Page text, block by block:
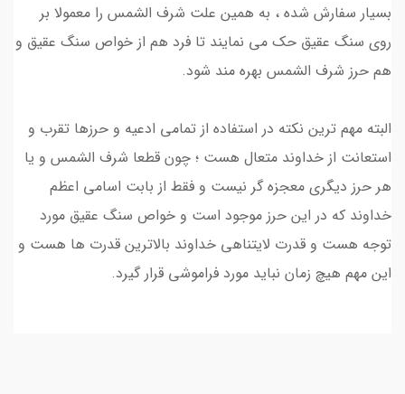
بسیار سفارش شده ، به همین علت شرف الشمس را معمولا بر
روی سنگ عقیق حک می نمایند تا فرد هم از خواص سنگ عقیق و
هم حرز شرف الشمس بهره مند شود.
البته مهم ترین نکته در استفاده از تمامی ادعیه و حرزها تقرب و
استعانت از خداوند متعال هست ؛ چون قطعا شرف الشمس و یا
هر حرز دیگری معجزه گر نیست و فقط از بابت اسامی اعظم
خداوند که در این حرز موجود است و خواص سنگ عقیق مورد
توجه هست و قدرت لایتناهی خداوند بالاترین قدرت ها هست و
این مهم هیچ زمان نباید مورد فراموشی قرار گیرد.